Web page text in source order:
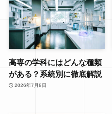
高専の学科にはどんな種類
がある？系統別に徹底解説
2026年7月8日